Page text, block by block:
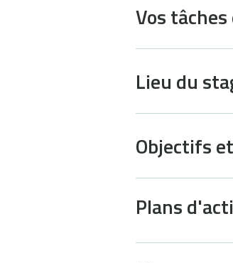
Vos
Lieu du
Objectifs
Plans